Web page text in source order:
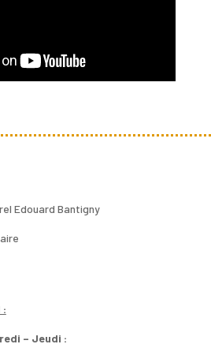
Edouard Bantigny
:
– Jeudi :